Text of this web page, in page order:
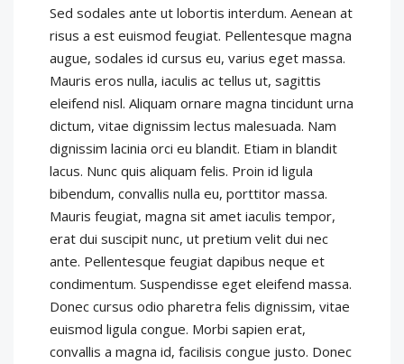
Sed sodales ante ut lobortis interdum. Aenean at
risus a est euismod feugiat. Pellentesque magna
augue, sodales id cursus eu, varius eget massa.
Mauris eros nulla, iaculis ac tellus ut, sagittis
eleifend nisl. Aliquam ornare magna tincidunt urna
dictum, vitae dignissim lectus malesuada. Nam
dignissim lacinia orci eu blandit. Etiam in blandit
lacus. Nunc quis aliquam felis. Proin id ligula
bibendum, convallis nulla eu, porttitor massa.
Mauris feugiat, magna sit amet iaculis tempor,
erat dui suscipit nunc, ut pretium velit dui nec
ante. Pellentesque feugiat dapibus neque et
condimentum. Suspendisse eget eleifend massa.
Donec cursus odio pharetra felis dignissim, vitae
euismod ligula congue. Morbi sapien erat,
convallis a magna id, facilisis congue justo. Donec